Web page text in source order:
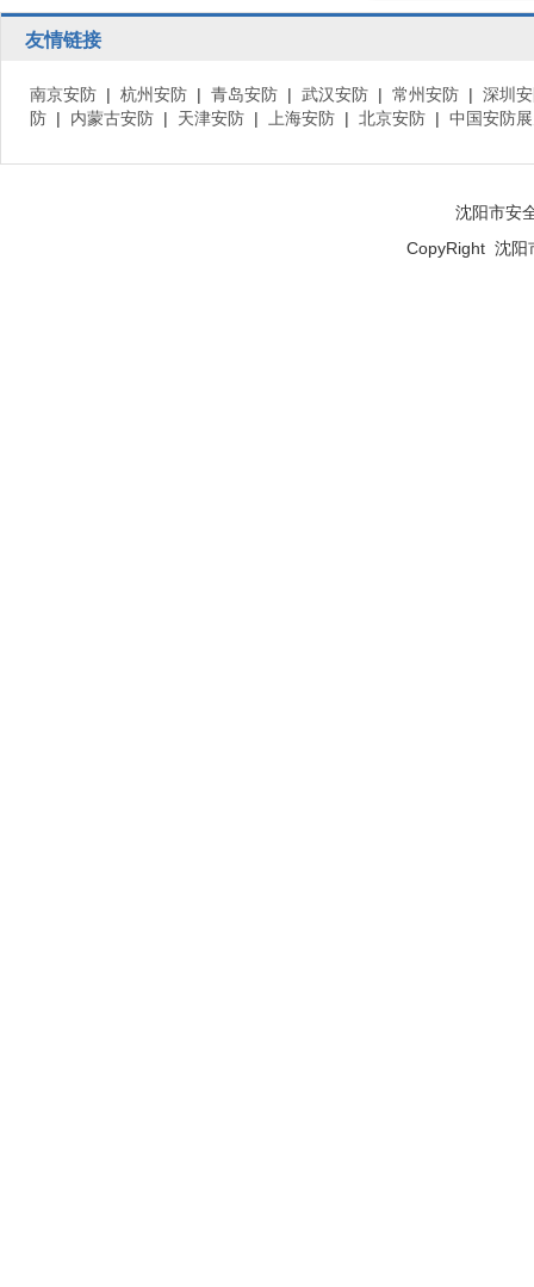
友情链接
南京安防 | 杭州安防 | 青岛安防 | 武汉安防 | 常州安防 | 深圳
防 | 内蒙古安防 | 天津安防 | 上海安防 | 北京安防 | 中国安防
沈阳市安
CopyRight 沈阳